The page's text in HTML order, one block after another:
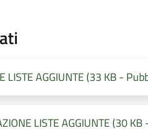
LISTE AGGIUNTE (33 KB -
LISTE AGGIUNTE (30